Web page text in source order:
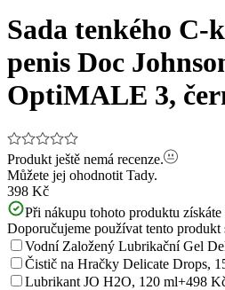
of
2
Sada tenkého C-
penis Doc
OptiMALE 3,
Produkt ještě nemá recenze.
Můžete jej ohodnotit Tady.
398 Kč
Při nákupu tohoto produktu získáte
Doporučujeme používat tento produkt
Vodní Založený Lubrikační Gel
Čistič na Hračky Delicate Drops,
Lubrikant JO H2O, 120 ml+498